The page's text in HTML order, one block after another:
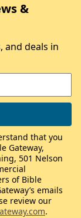
&
and deals in
that you
Gateway,
501 Nelson
of Bible
emails
review our
.